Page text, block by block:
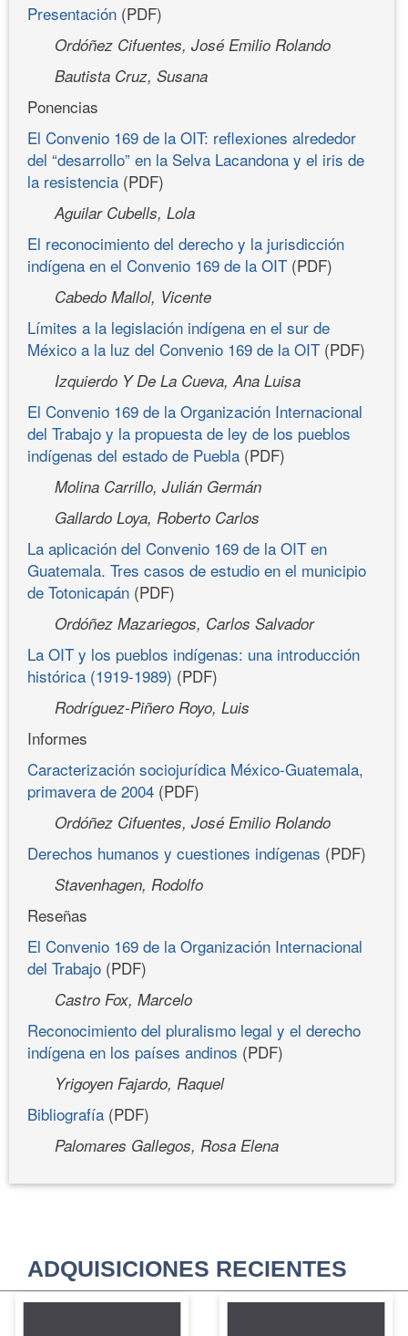
Presentación (PDF)
Ordóñez Cifuentes, José Emilio Rolando
Bautista Cruz, Susana
Ponencias
El Convenio 169 de la OIT: reflexiones alrededor
del “desarrollo” en la Selva Lacandona y el iris de
la resistencia (PDF)
Aguilar Cubells, Lola
El reconocimiento del derecho y la jurisdicción
indígena en el Convenio 169 de la OIT (PDF)
Cabedo Mallol, Vicente
Límites a la legislación indígena en el sur de
México a la luz del Convenio 169 de la OIT (PDF)
Izquierdo Y De La Cueva, Ana Luisa
El Convenio 169 de la Organización Internacional
del Trabajo y la propuesta de ley de los pueblos
indígenas del estado de Puebla (PDF)
Molina Carrillo, Julián Germán
Gallardo Loya, Roberto Carlos
La aplicación del Convenio 169 de la OIT en
Guatemala. Tres casos de estudio en el municipio
de Totonicapán (PDF)
Ordóñez Mazariegos, Carlos Salvador
La OIT y los pueblos indígenas: una introducción
histórica (1919-1989) (PDF)
Rodríguez-Piñero Royo, Luis
Informes
Caracterización sociojurídica México-Guatemala,
primavera de 2004 (PDF)
Ordóñez Cifuentes, José Emilio Rolando
Derechos humanos y cuestiones indígenas (PDF)
Stavenhagen, Rodolfo
Reseñas
El Convenio 169 de la Organización Internacional
del Trabajo (PDF)
Castro Fox, Marcelo
Reconocimiento del pluralismo legal y el derecho
indígena en los países andinos (PDF)
Yrigoyen Fajardo, Raquel
Bibliografía (PDF)
Palomares Gallegos, Rosa Elena
ADQUISICIONES RECIENTES